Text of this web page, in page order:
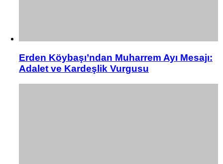
Erden Köybaşı’ndan Muharrem Ayı Mesajı:
Adalet ve Kardeşlik Vurgusu